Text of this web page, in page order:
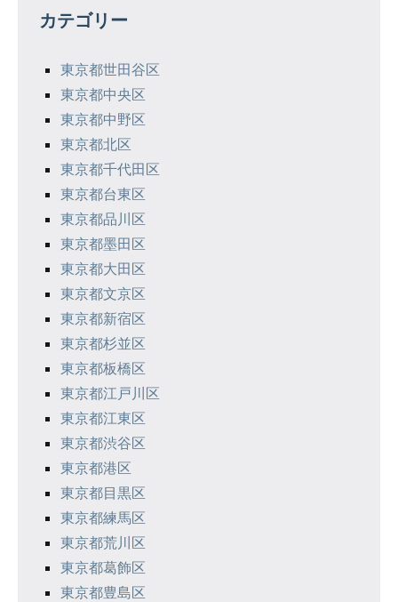
ー
カテゴリー
東京都世田谷区
東京都中央区
東京都中野区
東京都北区
東京都千代田区
東京都台東区
東京都品川区
東京都墨田区
東京都大田区
東京都文京区
東京都新宿区
東京都杉並区
東京都板橋区
東京都江戸川区
東京都江東区
東京都渋谷区
東京都港区
東京都目黒区
東京都練馬区
東京都荒川区
東京都葛飾区
東京都豊島区